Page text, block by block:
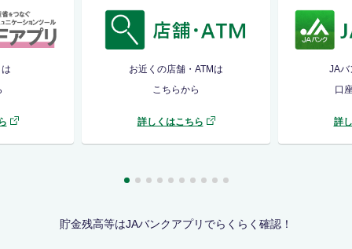
お近くの店舗・ATMは
こちらから
詳しくはこちら
JAバ
口
詳
貯金残高等はJAバンクアプリでらくらく確認！